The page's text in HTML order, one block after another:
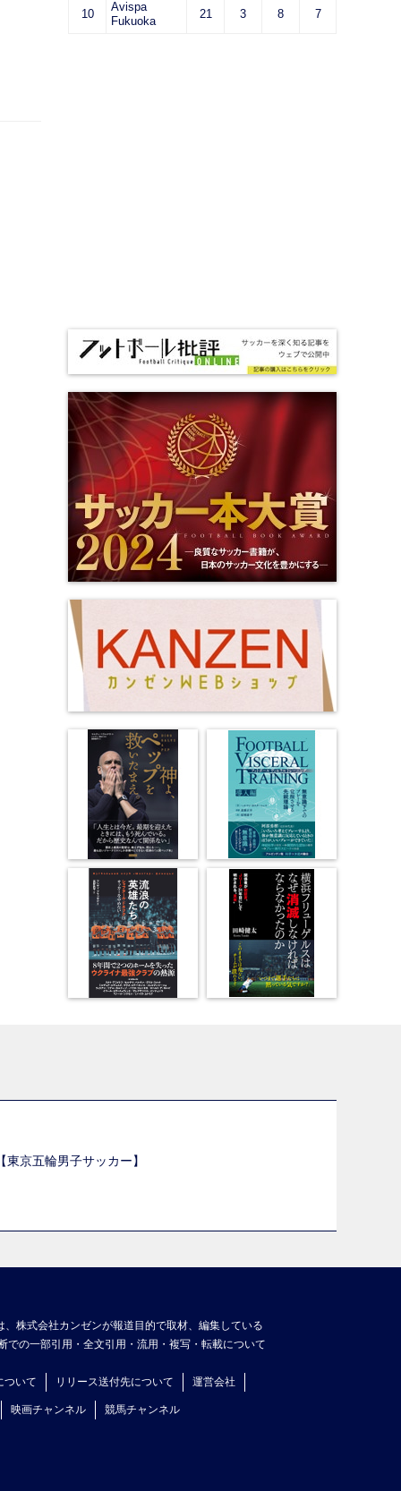
10
Avispa
Fukuoka
21 3 8 7
京五輪男子サッカー】
株式会社カンゼンが報道目的で取材、編集している
の一部引用・全文引用・流用・複写・転載について
ついて リリース送付先について 運営会社
映画チャンネル 競馬チャンネル